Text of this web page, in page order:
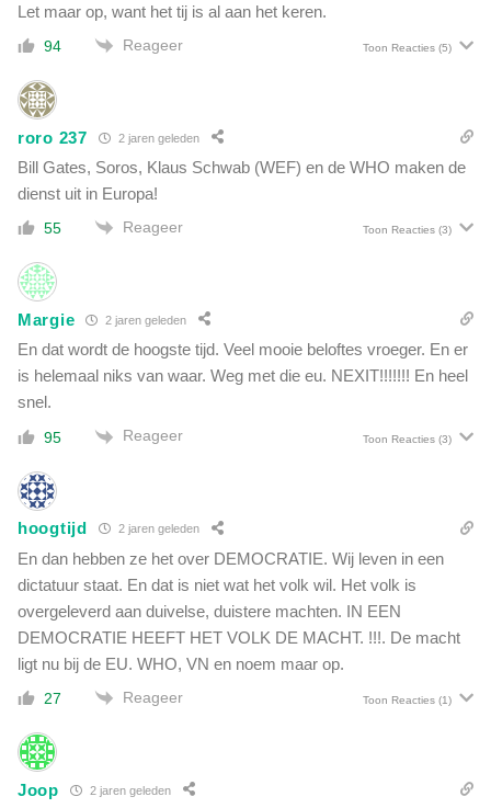
e
a
w
o
d
'
z
i
n
g
e
n
e
,
m
a
a
r
c
s
t
a
a
i
j
v
d
e
Let maar op, want het tij is al aan het keren.
94 Reageer Toon Reacties (5)
roro 237 2 jaren geleden
Bill Gates, Soros, Klaus Schwab (WEF) en de WHO maken de
dienst uit in Europa!
55 Reageer Toon Reacties (3)
Margie 2 jaren geleden
En dat wordt de hoogste tijd. Veel mooie beloftes vroeger. En er
is helemaal niks van waar. Weg met die eu. NEXIT!!!!!!! En heel
snel.
95 Reageer Toon Reacties (3)
hoogtijd 2 jaren geleden
En dan hebben ze het over DEMOCRATIE. Wij leven in een
dictatuur staat. En dat is niet wat het volk wil. Het volk is
overgeleverd aan duivelse, duistere machten. IN EEN
DEMOCRATIE HEEFT HET VOLK DE MACHT. !!!. De macht
ligt nu bij de EU. WHO, VN en noem maar op.
27 Reageer Toon Reacties (1)
Joop 2 jaren geleden